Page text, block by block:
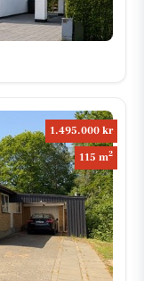
1.495.000 kr
115 m2